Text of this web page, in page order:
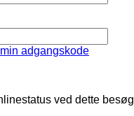
adgangskode
ved dette besøg